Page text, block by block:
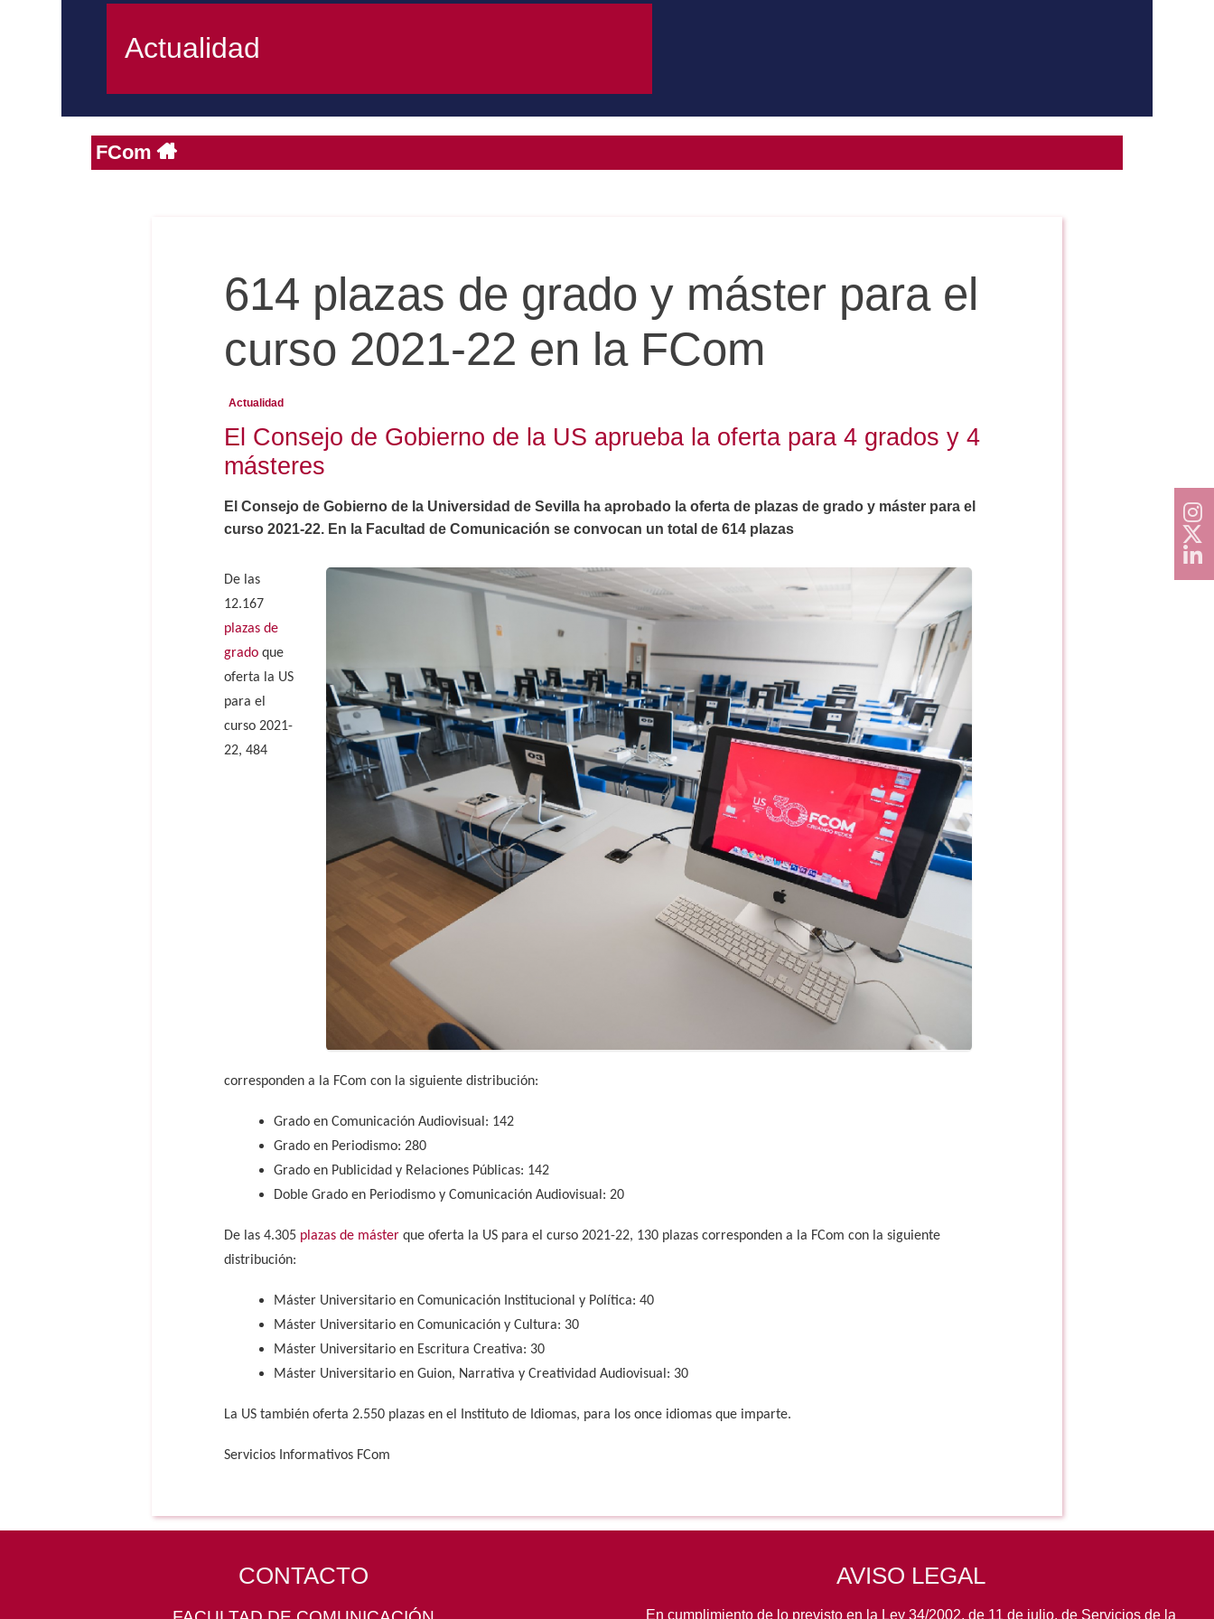
Actualidad
FCom
614 plazas de grado y máster para el
curso 2021-22 en la FCom
Actualidad
El Consejo de Gobierno de la US aprueba la oferta para 4 grados y 4
másteres
El Consejo de Gobierno de la Universidad de Sevilla ha aprobado la oferta de plazas de grado y máster para el
curso 2021-22. En la Facultad de Comunicación se convocan un total de 614 plazas
De las
12.167
plazas de
grado que
oferta la US
para el
curso 2021-
22, 484
corresponden a la FCom con la siguiente distribución:
Grado en Comunicación Audiovisual: 142
Grado en Periodismo: 280
Grado en Publicidad y Relaciones Públicas: 142
Doble Grado en Periodismo y Comunicación Audiovisual: 20
De las 4.305 plazas de máster que oferta la US para el curso 2021-22, 130 plazas corresponden a la FCom con la siguiente
distribución:
Máster Universitario en Comunicación Institucional y Política: 40
Máster Universitario en Comunicación y Cultura: 30
Máster Universitario en Escritura Creativa: 30
Máster Universitario en Guion, Narrativa y Creatividad Audiovisual: 30
La US también oferta 2.550 plazas en el Instituto de Idiomas, para los once idiomas que imparte.
Servicios Informativos FCom
CONTACTO AVISO LEGAL
En cumplimiento de lo previsto en la Ley 34/2002, de 11 de julio, de Servicios de la